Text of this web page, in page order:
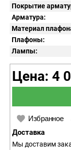
Покрытие
Арматура:
Материал
Плафоны:
Лампы:
Цена: 4
Избранное
Доставка
Мы доставим